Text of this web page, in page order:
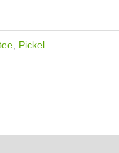
Pickel